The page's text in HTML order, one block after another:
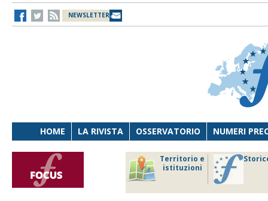
NEWSLETTER
HOME LA RIVISTA OSSERVATORIO NUMERI
Territorio e
istituzioni